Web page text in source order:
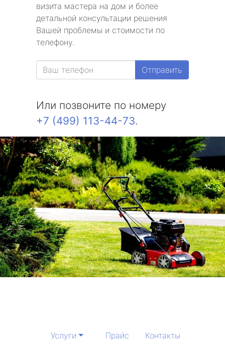
визита мастера на дом и более
детальной консультации решения
Вашей проблемы и стоимости по
телефону.
Отправить
Или позвоните по номеру
+7 (499) 113-44-73.
Услуги Прайс Контакты